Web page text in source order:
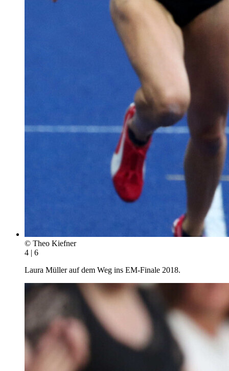
© Theo Kiefner
4 | 6
Laura Müller auf dem Weg ins EM-Finale 2018.